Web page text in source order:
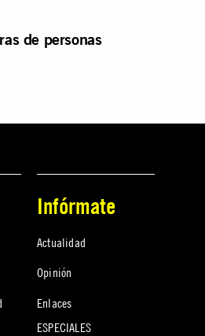
de personas
Infórmate
Actualidad
Opinión
Enlaces
ESPECIALES